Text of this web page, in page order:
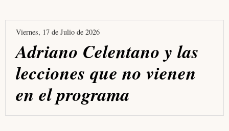
Viernes, 17 de Julio de 2026
Adriano Celentano y las
lecciones que no vienen
en el programa